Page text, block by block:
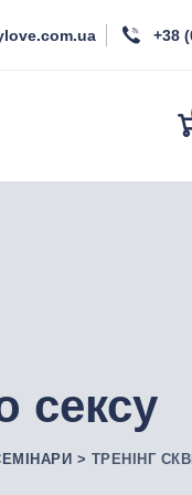
+38
сексу
> ТРЕНІНГ